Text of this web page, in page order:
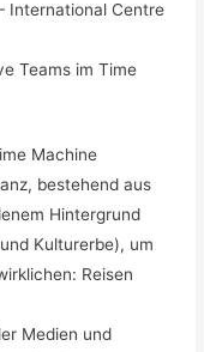
International Centre
Teams im Time
Machine
bestehend aus
Hintergrund
Kulturerbe), um
Reisen
Medien und